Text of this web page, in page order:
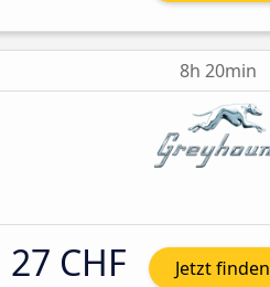
8h 20min
27 CHF Jetzt finden